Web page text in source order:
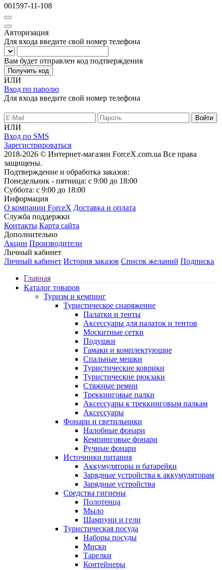
001597-11-108
Авторизация
Для входа введите свой номер телефона
Вам будет отправлен код подтверждения
Получить код
ИЛИ
Вход по паролю
Для входа введите свой номер телефона
ИЛИ
Вход по SMS
Зарегистрироваться
2018-2026 © Интернет-магазин ForceX.com.ua Все права
защищены.
Подтверждение и обработка заказов:
Понедельник - пятница: с 9:00 до 18:00
Суббота: с 9:00 до 18:00
Информация
О компании ForceX Доставка и оплата
Служба поддержки
Контакты Карта сайта
Дополнительно
Акции Производители
Личный кабинет
Личный кабинет История заказов Список желаний Подписка
Главная
Каталог товаров
Туризм и кемпинг
Туристическое снаряжение
Палатки и тенты
Аксессуары для палаток и тентов
Москитные сетки
Подушки
Гамаки и комплектующие
Спальные мешки
Туристические коврики
Туристические рюкзаки
Стяжные ремни
Треккинговые палки
Аксессуары к треккинговым палкам
Аксессуары
Фонари и светильники
Налобные фонари
Кемпинговые фонари
Ручные фонари
Источники питания
Аккумуляторы и батарейки
Зарядные устройства к аккумуляторам
Зарядные устройства
Средства гигиены
Полотенца
Мыло
Шампуни и гели
Туристическая посуда
Наборы посуды
Миски
Тарелки
Контейнеры